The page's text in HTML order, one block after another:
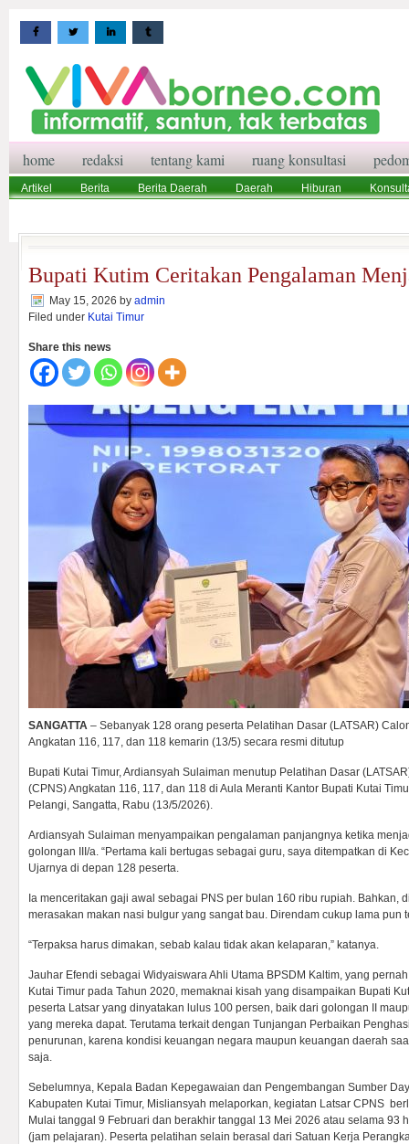
home redaksi tentang kami ruang konsultasi
Artikel Berita Berita Daerah Daerah Hiburan
Bupati Kutim Ceritakan Pengalaman
May 15, 2026 by admin
Filed under Kutai Timur
Share this news
SANGATTA – Sebanyak 128 orang peserta Pelatihan Dasar (LATSAR)
Angkatan 116, 117, dan 118 kemarin (13/5) secara resmi ditutup
Bupati Kutai Timur, Ardiansyah Sulaiman menutup Pelatihan Dasar
(CPNS) Angkatan 116, 117, dan 118 di Aula Meranti Kantor Bupati Kutai
Pelangi, Sangatta, Rabu (13/5/2026).
Ardiansyah Sulaiman menyampaikan pengalaman panjangnya ketika
golongan III/a. “Pertama kali bertugas sebagai guru, saya ditempatkan di
Ujarnya di depan 128 peserta.
Ia menceritakan gaji awal sebagai PNS per bulan 160 ribu rupiah. Bahkan,
merasakan makan nasi bulgur yang sangat bau. Direndam cukup lama pun
“Terpaksa harus dimakan, sebab kalau tidak akan kelaparan,” katanya.
Jauhar Efendi sebagai Widyaiswara Ahli Utama BPSDM Kaltim, yang
Kutai Timur pada Tahun 2020, memaknai kisah yang disampaikan Bupati
peserta Latsar yang dinyatakan lulus 100 persen, baik dari golongan II
yang mereka dapat. Terutama terkait dengan Tunjangan Perbaikan
penurunan, karena kondisi keuangan negara maupun keuangan daerah
saja.
Sebelumnya, Kepala Badan Kepegawaian dan Pengembangan Sumber
Kabupaten Kutai Timur, Misliansyah melaporkan, kegiatan Latsar CPNS
Mulai tanggal 9 Februari dan berakhir tanggal 13 Mei 2026 atau selama 93
(jam pelajaran). Peserta pelatihan selain berasal dari Satuan Kerja